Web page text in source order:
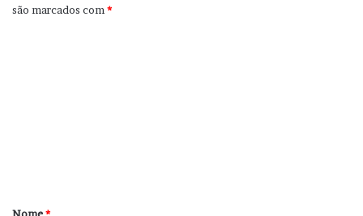
são marcados com*
r